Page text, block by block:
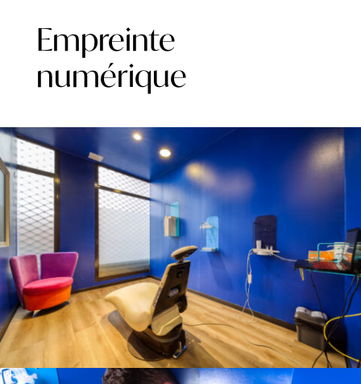
Empreinte
numérique